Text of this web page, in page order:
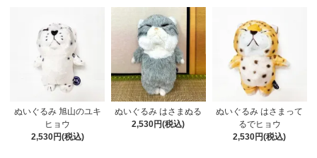
ぬいぐるみ 旭山のユキ
ヒョウ
2,530円(税込)
ぬいぐるみ はさまぬる
2,530円(税込)
ぬいぐるみ はさまって
るでヒョウ
2,530円(税込)